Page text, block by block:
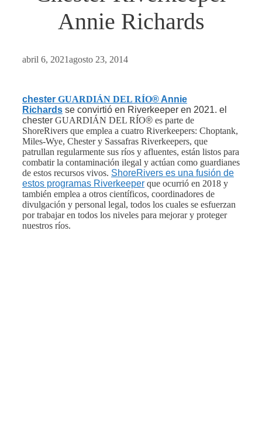
Annie Richards
abril 6, 2021agosto 23, 2014
chester GUARDIÁN DEL RÍO® Annie
Richards se convirtió en Riverkeeper en 2021. el
chester GUARDIÁN DEL RÍO® es parte de
ShoreRivers que emplea a cuatro Riverkeepers: Choptank,
Miles-Wye, Chester y Sassafras Riverkeepers, que
patrullan regularmente sus ríos y afluentes, están listos para
combatir la contaminación ilegal y actúan como guardianes
de estos recursos vivos. ShoreRivers es una fusión de
estos programas Riverkeeper que ocurrió en 2018 y
también emplea a otros científicos, coordinadores de
divulgación y personal legal, todos los cuales se esfuerzan
por trabajar en todos los niveles para mejorar y proteger
nuestros ríos.